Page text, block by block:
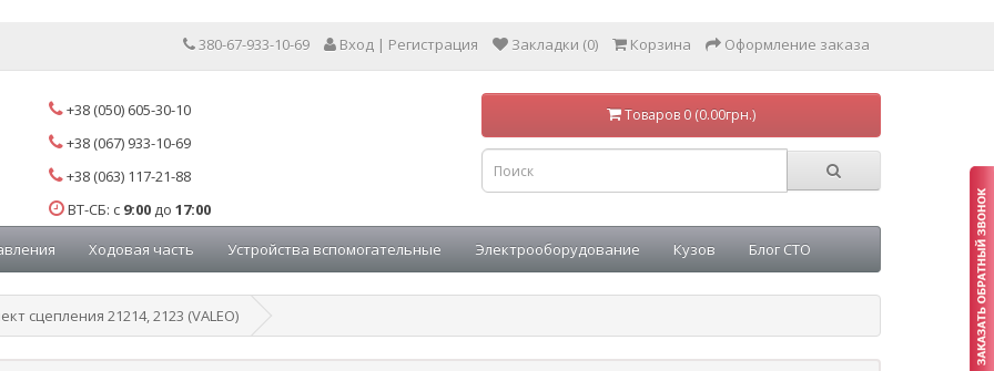
380-67-933-10-69 Вход | Регистрация Закладки (0) Корзина Оформление заказа
+38 (050) 605-30-10
+38 (067) 933-10-69
+38 (063) 117-21-88
ВТ-СБ: с 9:00 до 17:00
Товаров 0 (0.00грн.)
Ходовая часть Устройства вспомогательные Электрооборудование Кузов Блог СТО
сцепления 21214, 2123 (VALEO)